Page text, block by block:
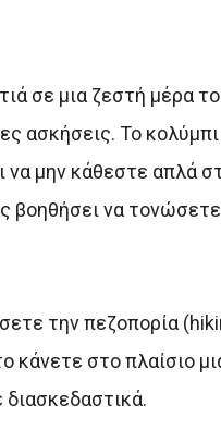
σε μια ζεστή μέρα
ασκήσεις. Το
μην κάθεστε απλά
βοηθήσει να
την πεζοπορία
στο πλαίσιο